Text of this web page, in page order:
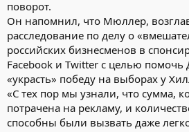
поворот.
Он напомнил, что Мюллер,
расследование по делу о
российских бизнесменов в
Facebook и Twitter с целью помочь
«украсть» победу на выборах у
«С тех пор мы узнали, что сумма,
потрачена на рекламу, и
способны были вызвать даже